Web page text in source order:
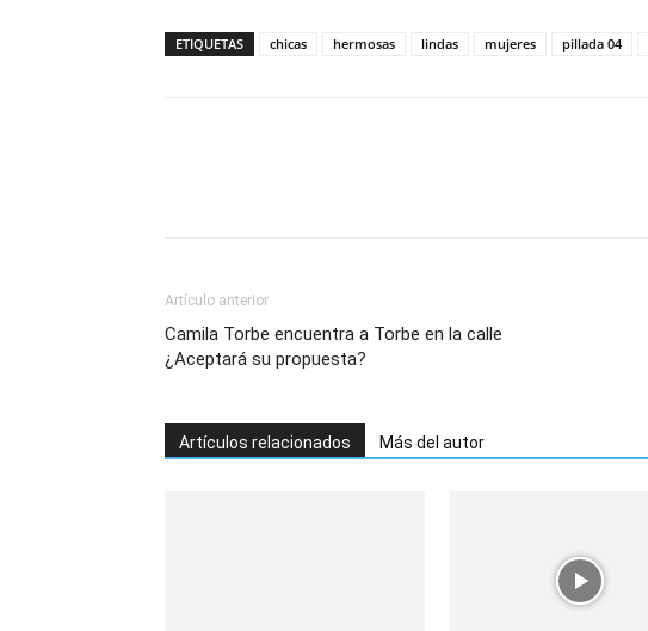
ETIQUETAS chicas hermosas lindas mujeres pillada 04
Artículo anterior
Camila Torbe encuentra a Torbe en la calle
¿Aceptará su propuesta?
Artículos relacionados Más del autor